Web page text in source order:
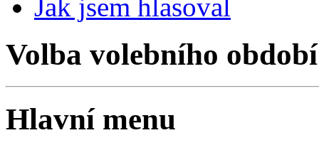
Jak jsem hlasoval
Volba volebního období
Hlavní menu